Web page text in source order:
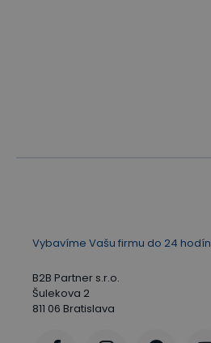
Vybavíme Vašu firmu do 24 hodín
B2B Partner s.r.o.
Šulekova 2
811 06 Bratislava